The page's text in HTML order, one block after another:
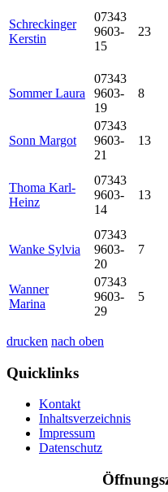
Schreckinger
Kerstin
07343
9603-
15
23
Sommer Laura
07343
9603-
19
8
Sonn Margot
07343
9603-
21
13
Thoma Karl-
Heinz
07343
9603-
14
13
Wanke Sylvia
07343
9603-
20
7
Wanner
Marina
07343
9603-
29
5
drucken nach oben
Quicklinks
Kontakt
Inhaltsverzeichnis
Impressum
Datenschutz